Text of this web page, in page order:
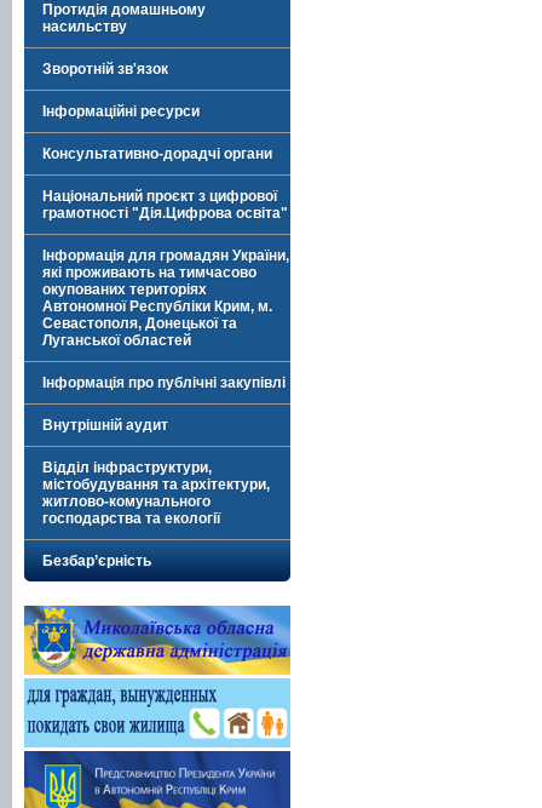
Протидія домашньому
насильству
Зворотній зв'язок
Інформаційні ресурси
Консультативно-дорадчі органи
Національний проєкт з цифрової
грамотності "Дія.Цифрова освіта"
Інформація для громадян України,
які проживають на тимчасово
окупованих територіях
Автономної Республіки Крим, м.
Севастополя, Донецької та
Луганської областей
Інформація про публічні закупівлі
Внутрішній аудит
Відділ інфраструктури,
містобудування та архітектури,
житлово-комунального
господарства та екології
Безбар’єрність